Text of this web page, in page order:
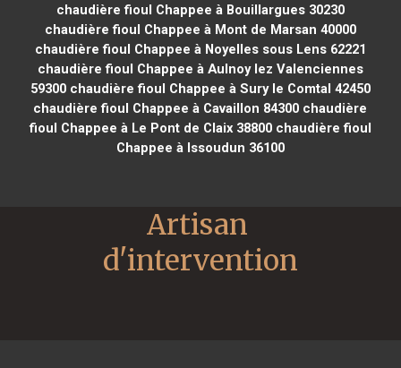
chaudière fioul Chappee à Bouillargues 30230
chaudière fioul Chappee à Mont de Marsan 40000
chaudière fioul Chappee à Noyelles sous Lens 62221
chaudière fioul Chappee à Aulnoy lez Valenciennes
59300chaudière fioul Chappee à Sury le Comtal 42450
chaudière fioul Chappee à Cavaillon 84300 chaudière
fioul Chappee à Le Pont de Claix 38800chaudière fioul
Chappee à Issoudun 36100
Artisan
d'intervention